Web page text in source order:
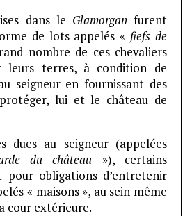
dans le Glamorganfurent
de lots appelés « fiefs de
nombre de ces chevaliers
leurs terres, à condition de
seigneur en fournissant des
lui et le château de
dues au seigneur (appelées
du château »), certains
pour obligations d’entretenir
« maisons », au sein même
cour extérieure.